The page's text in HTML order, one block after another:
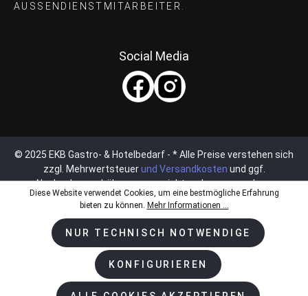
AUSSENDIENSTMITARBEITER.
Social Media
© 2025 EKB Gastro- & Hotelbedarf - * Alle Preise verstehen sich
zzgl. Mehrwertsteuerund Versandkosten und ggf.
Nachnahmegebühren, wenn nicht anders angegeben.
Diese Website verwendet Cookies, um eine bestmögliche Erfahrung
bieten zu können. Mehr Informationen ...
NUR TECHNISCH NOTWENDIGE
KONFIGURIEREN